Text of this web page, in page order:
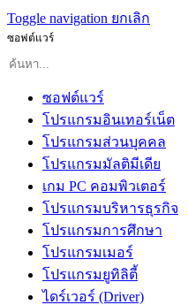
Toggle navigation ยกเลิก
ซอฟต์แวร์
ซอฟต์แวร์
โปรแกรมอินเทอร์เน็ต
โปรแกรมส่วนบุคคล
โปรแกรมมัลติมีเดีย
เกม PC คอมพิวเตอร์
โปรแกรมบริหารธุรกิจ
โปรแกรมการศึกษา
โปรแกรมเมอร์
โปรแกรมยูทิลิตี้
ไดร์เวอร์ (Driver)